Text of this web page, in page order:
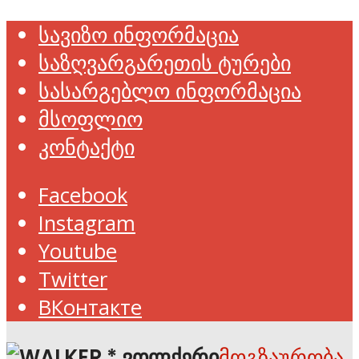
სავიზო ინფორმაცია
საზღვარგარეთის ტურები
სასარგებლო ინფორმაცია
მსოფლიო
კონტაქტი
Facebook
Instagram
Youtube
Twitter
ВКонтакте